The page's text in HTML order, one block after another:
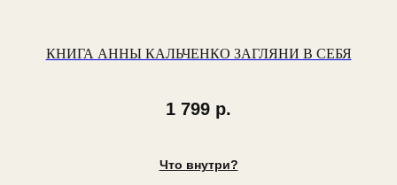
КНИГА АННЫ КАЛЬЧЕНКО ЗАГЛЯНИ В СЕБЯ
1 799 р.
Что внутри?